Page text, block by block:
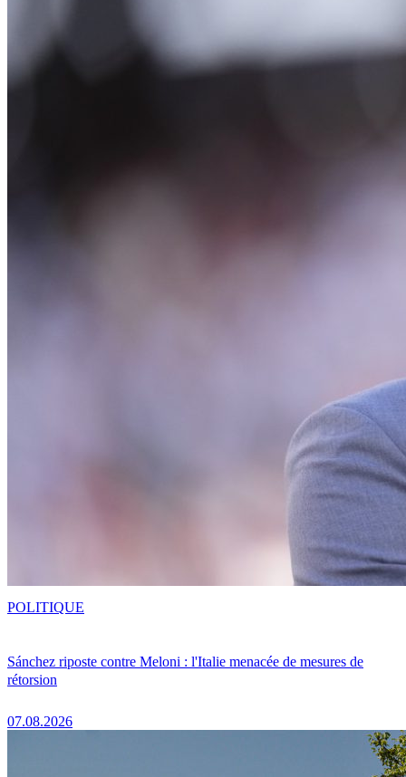
Sánchez riposte contre Meloni : l'Italie menacée de mesures de
rétorsion
07.08.2026
POLITIQUE